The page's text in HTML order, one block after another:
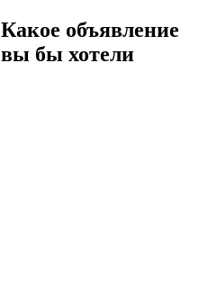
Какое объявление
вы бы хотели